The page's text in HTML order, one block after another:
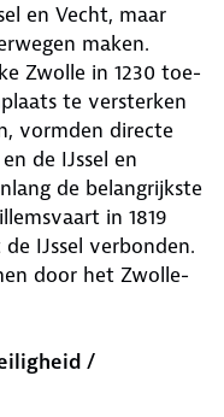
en Vecht, maar
maken.
Zwolle in 1230 toe­
te versterken
vormden directe
de IJssel en
de belangrijkste
in 1819
IJssel verbonden.
door het Zwolle-
/